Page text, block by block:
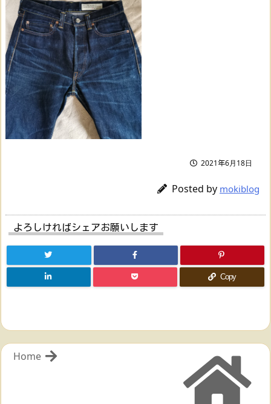
2021年6月18日
Posted by mokiblog
よろしければシェアお願いします
Copy
Home